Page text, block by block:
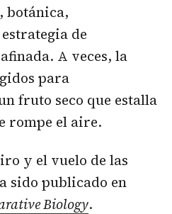
botánica,
de
A veces, la
para
fruto seco que estalla
rompe el aire.
y el vuelo de las
sido publicado en
Biology.